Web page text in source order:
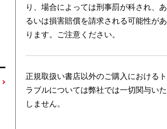
り、場合によっては刑事罰が科され、あ
るいは損害賠償を請求される可能性があ
ります。ご注意ください。
正規取扱い書店以外のご購入におけるト
ラブルについては弊社では一切関与いた
しません。